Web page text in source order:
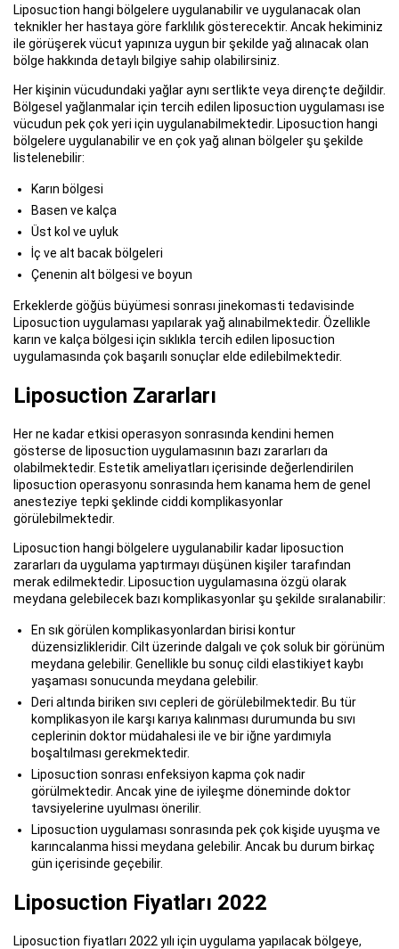
Liposuction hangi bölgelere uygulanabilir ve uygulanacak olan
teknikler her hastaya göre farklılık gösterecektir. Ancak hekiminiz
ile görüşerek vücut yapınıza uygun bir şekilde yağ alınacak olan
bölge hakkında detaylı bilgiye sahip olabilirsiniz.
Her kişinin vücudundaki yağlar aynı sertlikte veya dirençte değildir.
Bölgesel yağlanmalar için tercih edilen liposuction uygulaması ise
vücudun pek çok yeri için uygulanabilmektedir. Liposuction hangi
bölgelere uygulanabilir ve en çok yağ alınan bölgeler şu şekilde
listelenebilir:
Karın bölgesi
Basen ve kalça
Üst kol ve uyluk
İç ve alt bacak bölgeleri
Çenenin alt bölgesi ve boyun
Erkeklerde göğüs büyümesi sonrası jinekomasti tedavisinde
Liposuction uygulaması yapılarak yağ alınabilmektedir. Özellikle
karın ve kalça bölgesi için sıklıkla tercih edilen liposuction
uygulamasında çok başarılı sonuçlar elde edilebilmektedir.
Liposuction Zararları
Her ne kadar etkisi operasyon sonrasında kendini hemen
gösterse de liposuction uygulamasının bazı zararları da
olabilmektedir. Estetik ameliyatları içerisinde değerlendirilen
liposuction operasyonu sonrasında hem kanama hem de genel
anesteziye tepki şeklinde ciddi komplikasyonlar
görülebilmektedir.
Liposuction hangi bölgelere uygulanabilir kadar liposuction
zararları da uygulama yaptırmayı düşünen kişiler tarafından
merak edilmektedir. Liposuction uygulamasına özgü olarak
meydana gelebilecek bazı komplikasyonlar şu şekilde sıralanabilir:
En sık görülen komplikasyonlardan birisi kontur
düzensizlikleridir. Cilt üzerinde dalgalı ve çok soluk bir görünüm
meydana gelebilir. Genellikle bu sonuç cildi elastikiyet kaybı
yaşaması sonucunda meydana gelebilir.
Deri altında biriken sıvı cepleri de görülebilmektedir. Bu tür
komplikasyon ile karşı karıya kalınması durumunda bu sıvı
ceplerinin doktor müdahalesi ile ve bir iğne yardımıyla
boşaltılması gerekmektedir.
Liposuction sonrası enfeksiyon kapma çok nadir
görülmektedir. Ancak yine de iyileşme döneminde doktor
tavsiyelerine uyulması önerilir.
Liposuction uygulaması sonrasında pek çok kişide uyuşma ve
karıncalanma hissi meydana gelebilir. Ancak bu durum birkaç
gün içerisinde geçebilir.
Liposuction Fiyatları 2022
Liposuction fiyatları 2022 yılı için uygulama yapılacak bölgeye,